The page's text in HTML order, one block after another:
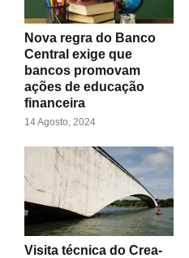
Nova regra do Banco
Central exige que
bancos promovam
ações de educação
financeira
14 Agosto, 2024
Visita técnica do Crea-